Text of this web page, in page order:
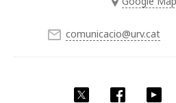
Twitter Facebook
comunicacio@urv.cat